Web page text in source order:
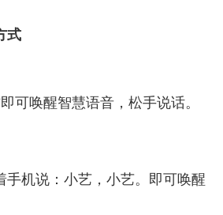
式
可唤醒智慧语音，松手说话。
手机说：小艺，小艺。即可唤醒